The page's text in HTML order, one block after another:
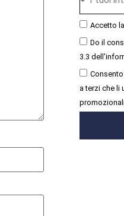
Accetto la
Do il
3.3
a terzi che li